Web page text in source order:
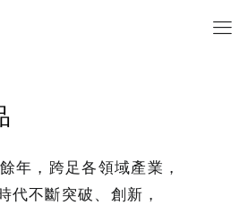
年，跨足各領域產業，
代不斷突破、創新，